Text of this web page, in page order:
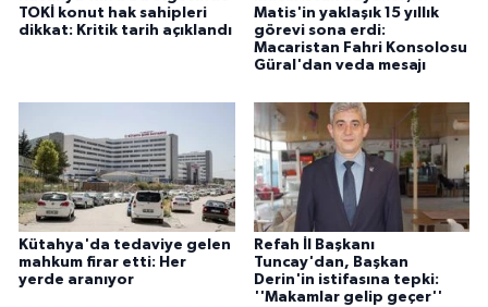
TOKİ konut hak sahipleri
dikkat: Kritik tarih açıklandı
Matis'in yaklaşık 15 yıllık
görevi sona erdi:
Macaristan Fahri Konsolosu
Güral'dan veda mesajı
Kütahya'da tedaviye gelen
mahkum firar etti: Her
yerde aranıyor
Refah İl Başkanı
Tuncay'dan, Başkan
Derin'in istifasına tepki:
''Makamlar gelip geçer''